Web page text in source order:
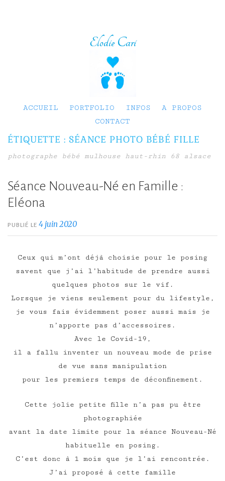
Elodie Cari
ACCUEIL PORTFOLIO INFOS
A PROPOS
CONTACT
ÉTIQUETTE : SÉANCE PHOTO BÉBÉ FILLE
photographe bébé mulhouse haut-rhin 68 alsace
Séance Nouveau-Né en Famille :
Eléona
PUBLIÉ LE 4 juin 2020
Ceux qui m’ont déjà choisie pour le posing
savent que j’ai l’habitude de prendre aussi
quelques photos sur le vif.
Lorsque je viens seulement pour du lifestyle,
je vous fais évidemment poser aussi mais je
n’apporte pas d’accessoires.
Avec le Covid-19,
il a fallu inventer un nouveau mode de prise
de vue sans manipulation
pour les premiers temps de déconfinement.
Cette jolie petite fille n’a pas pu être
photographiée
avant la date limite pour la séance Nouveau-Né
habituelle en posing.
C’est donc à 1 mois que je l’ai rencontrée.
J’ai proposé à cette famille